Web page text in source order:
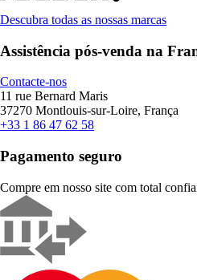
Descubra todas as nossas marcas
Assistência pós-venda na
Contacte-nos
11 rue Bernard Maris
37270 Montlouis-sur-Loire, França
+33 1 86 47 62 58
Pagamento seguro
Compre em nosso site com total